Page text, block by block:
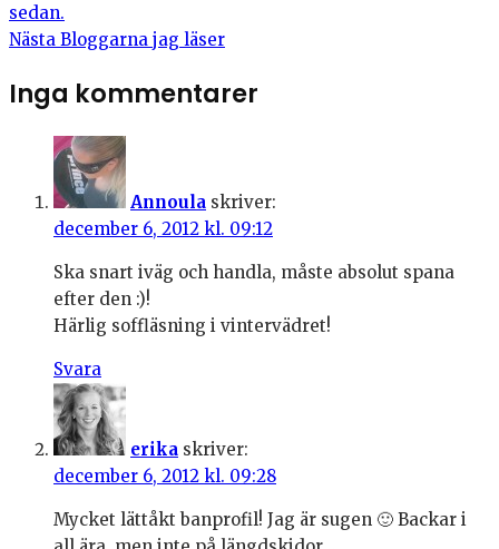
sedan.
Nästa Bloggarna jag läser
Inga kommentarer
Annoula skriver:
december 6, 2012 kl. 09:12
Ska snart iväg och handla, måste absolut spana
efter den :)!
Härlig soffläsning i vintervädret!
Svara
erika skriver:
december 6, 2012 kl. 09:28
Mycket lättåkt banprofil! Jag är sugen 🙂 Backar i